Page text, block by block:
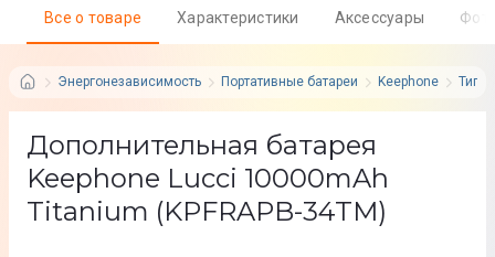
Энергонезависимость Портативные батареи Keephone Тип
Все о товаре Характеристики Аксессуары
Дополнительная батарея
Keephone Lucci 10000mAh
Titanium (KPFRAPB-34TM)